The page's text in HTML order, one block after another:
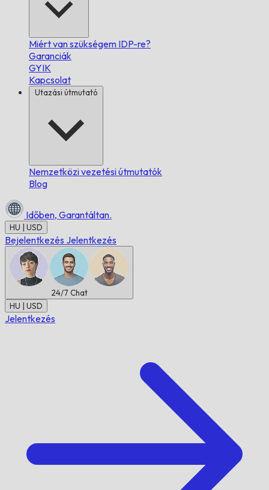
Miért van szükségem IDP-re?
Garanciák
GYIK
Kapcsolat
Utazási útmutató
Nemzetközi vezetési útmutatók
Blog
Időben, Garantáltan.
HU | USD
Bejelentkezés Jelentkezés
24/7 Chat
HU | USD
Jelentkezés